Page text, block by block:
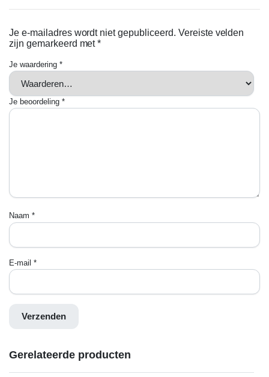
Je e-mailadres wordt niet gepubliceerd. Vereiste velden
zijn gemarkeerd met*
Je waardering *
Je beoordeling *
Naam *
E-mail *
Gerelateerde producten